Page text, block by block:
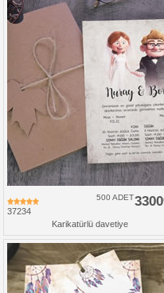
37234
3300
500 ADET
Karikatürlü davetiye